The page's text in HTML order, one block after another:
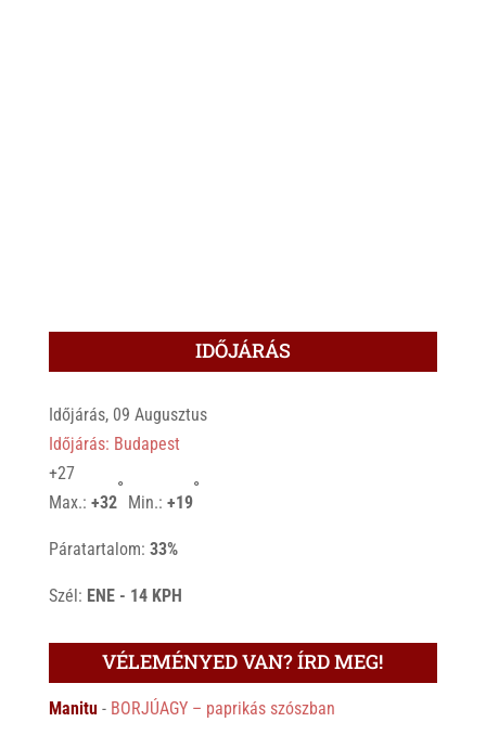
IDŐJÁRÁS
Időjárás, 09 Augusztus
Időjárás: Budapest
+27
Max.: +32
°
Min.: +19
°
Páratartalom: 33%
Szél: ENE - 14 KPH
VÉLEMÉNYED VAN? ÍRD MEG!
Manitu- BORJÚAGY – paprikás szószban